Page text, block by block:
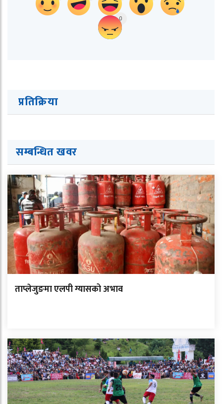
0
प्रतिक्रिया
सम्बन्धित खवर
ताप्लेजुङमा एलपी ग्यासको अभाव